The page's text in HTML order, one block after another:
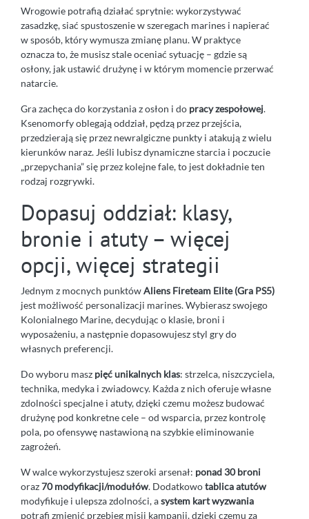
Wrogowie potrafią działać sprytnie: wykorzystywać
zasadzkę, siać spustoszenie w szeregach marines i napierać
w sposób, który wymusza zmianę planu. W praktyce
oznacza to, że musisz stale oceniać sytuację – gdzie są
osłony, jak ustawić drużynę i w którym momencie przerwać
natarcie.
Gra zachęca do korzystania z osłon i do pracy zespołowej.
Ksenomorfy oblegają oddział, pędzą przez przejścia,
przedzierają się przez newralgiczne punkty i atakują z wielu
kierunków naraz. Jeśli lubisz dynamiczne starcia i poczucie
„przepychania” się przez kolejne fale, to jest dokładnie ten
rodzaj rozgrywki.
Dopasuj oddział: klasy,
bronie i atuty – więcej
opcji, więcej strategii
Jednym z mocnych punktówAliens Fireteam Elite (Gra PS5)
jest możliwość personalizacji marines. Wybierasz swojego
Kolonialnego Marine, decydując o klasie, broni i
wyposażeniu, a następnie dopasowujesz styl gry do
własnych preferencji.
Do wyboru masz pięć unikalnych klas: strzelca, niszczyciela,
technika, medyka i zwiadowcy. Każda z nich oferuje własne
zdolności specjalne i atuty, dzięki czemu możesz budować
drużynę pod konkretne cele – od wsparcia, przez kontrolę
pola, po ofensywę nastawioną na szybkie eliminowanie
zagrożeń.
W walce wykorzystujesz szeroki arsenał: ponad 30 broni
oraz70 modyfikacji/modułów. Dodatkowotablica atutów
modyfikuje i ulepsza zdolności, asystem kart wyzwania
potrafi zmienić przebieg misji kampanii, dzięki czemu za